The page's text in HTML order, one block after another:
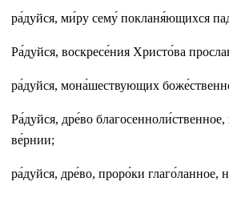
ра́дуйся, ми́ру сему́ покланя́ющихся
Ра́дуйся, воскресе́ния Христо́ва
ра́дуйся, мона́шествующих
Ра́дуйся, дре́во
ве́рнии;
ра́дуйся, дре́во, проро́ки глаго́ланное,